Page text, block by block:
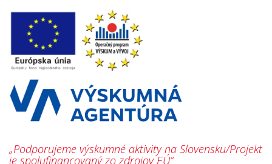
„Podporujeme výskumné aktivity na Slovensku/Projekt
je spolufinancovaný zo zdrojov EÚ“